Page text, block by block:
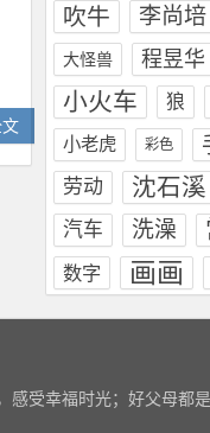
吹牛 李尚培
大怪兽 程昱华
小火车 狼
小老虎 彩色
劳动 沈石溪
汽车 洗澡
数字 画画
感受幸福时光；好父母都